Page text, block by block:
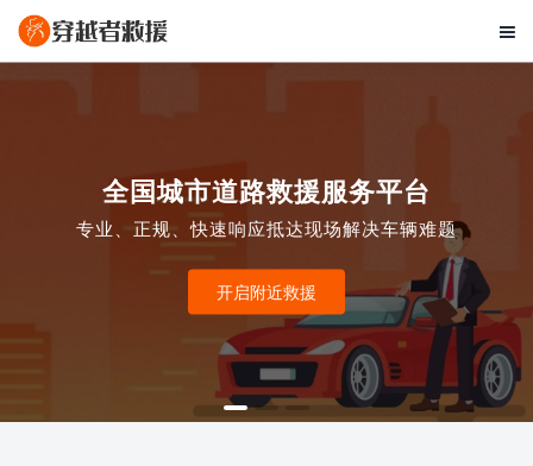

全国城市道路救援服务平台
专业、正规、快速响应抵达现场解决车辆难题
开启附近救援